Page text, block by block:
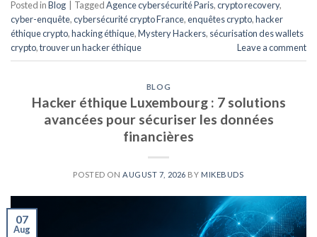
Posted inBlog TaggedAgence cybersécurité Paris,crypto recovery,
cyber-enquête,cybersécurité crypto France,enquêtes crypto,hacker
éthique crypto,hacking éthique,Mystery Hackers, sécurisation des wallets
crypto,trouver un hacker éthique Leave a comment
BLOG
Hacker éthique Luxembourg : 7 solutions
avancées pour sécuriser les données
financières
POSTED ONAUGUST 7, 2026 BY MIKEBUDS
07
Aug